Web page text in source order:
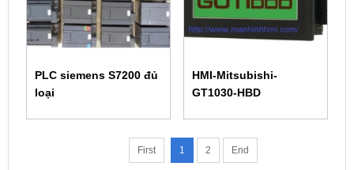
PLC siemens S7200 đủ
loại
HMI-Mitsubishi-
GT1030-HBD
First 1 2 End